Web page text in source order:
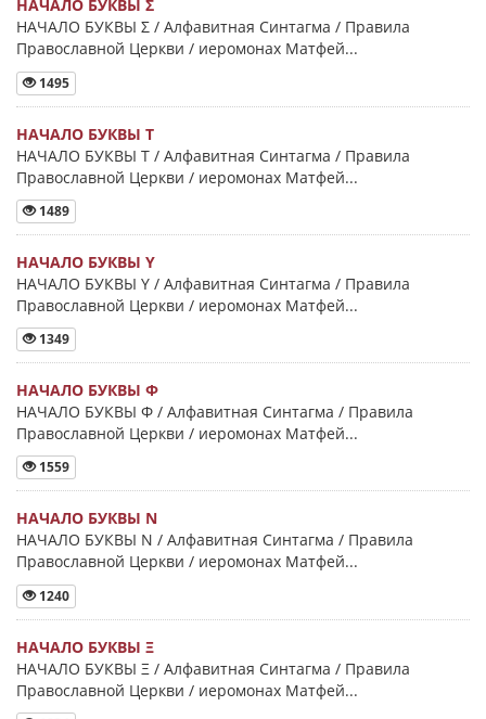
НАЧАЛО БУКВЫ Σ
НАЧАЛО БУКВЫ Σ / Алфавитная Синтагма / Правила
Православной Церкви / иеромонах Матфей...
1495
НАЧАЛО БУКВЫ Τ
НАЧАЛО БУКВЫ Τ / Алфавитная Синтагма / Правила
Православной Церкви / иеромонах Матфей...
1489
НАЧАЛО БУКВЫ Y
НАЧАЛО БУКВЫ Y / Алфавитная Синтагма / Правила
Православной Церкви / иеромонах Матфей...
1349
НАЧАЛО БУКВЫ Φ
НАЧАЛО БУКВЫ Φ / Алфавитная Синтагма / Правила
Православной Церкви / иеромонах Матфей...
1559
НАЧАЛО БУКВЫ Ν
НАЧАЛО БУКВЫ Ν / Алфавитная Синтагма / Правила
Православной Церкви / иеромонах Матфей...
1240
НАЧАЛО БУКВЫ Ξ
НАЧАЛО БУКВЫ Ξ / Алфавитная Синтагма / Правила
Православной Церкви / иеромонах Матфей...